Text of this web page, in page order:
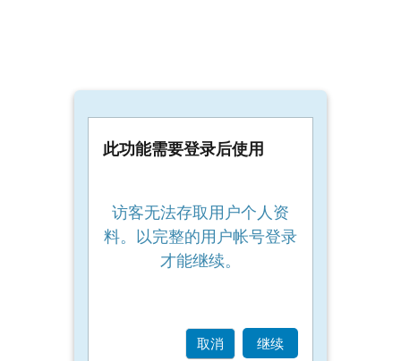
此功能需要登录后使用
访客无法存取用户个人资
料。以完整的用户帐号登录
才能继续。
取消 继续